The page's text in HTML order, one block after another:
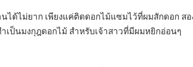
ได้ไม่ยาก เพียงแค่ติดดอกไม้แซมไว้ที่ผมสักดอก ส
เป็นมงกุฎดอกไม้ สำหรับเจ้าสาวที่มีผมหยิกอ่อนๆ